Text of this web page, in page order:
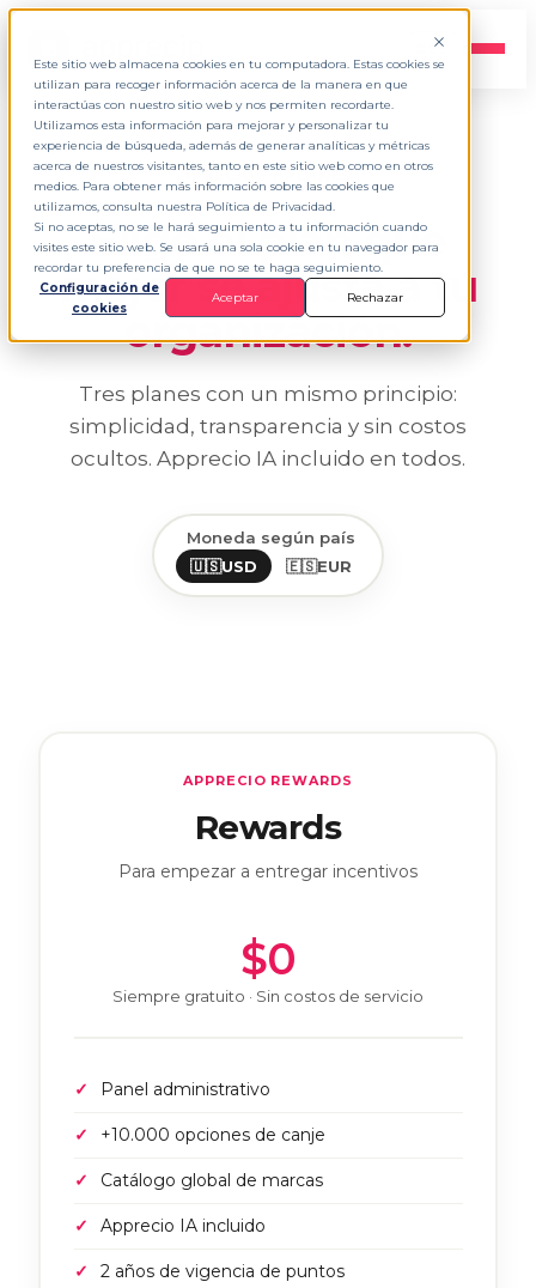
Este sitio web almacena cookies en tu computadora. Estas cookies se
utilizan para recoger información acerca de la manera en que
interactúas con nuestro sitio web y nos permiten recordarte.
Utilizamos esta información para mejorar y personalizar tu
experiencia de búsqueda, además de generar analíticas y métricas
acerca de nuestros visitantes, tanto en este sitio web como en otros
medios. Para obtener más información sobre las cookies que
utilizamos, consulta nuestra Política de Privacidad.
Si no aceptas, no se le hará seguimiento a tu información cuando
visites este sitio web. Se usará una sola cookie en tu navegador para
recordar tu preferencia de que no se te haga seguimiento.
Configuración de
cookies
Aceptar Rechazar
ES
PRECIOS Y PLANES
Elige el plan que
mejor seajusta a tu
organización.
Tres planes con un mismo principio:
simplicidad, transparencia y sin costos
ocultos. Apprecio IA incluido en todos.
Moneda según país
🇺🇸USD 🇪🇸EUR
APPRECIO REWARDS
Rewards
Para empezar a entregar incentivos
$0
Siempre gratuito · Sin costos de servicio
Panel administrativo
+10.000 opciones de canje
Catálogo global de marcas
Apprecio IA incluido
2 años de vigencia de puntos